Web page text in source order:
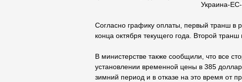
Украина-
Согласно графику оплаты, первый транш в
конца октября текущего года. Второй
В министерстве также сообщили, что все
установлении временной цены в 385
зимний период и в отказе на это время от